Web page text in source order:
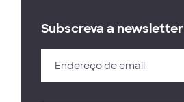
Subscreva a newsletter